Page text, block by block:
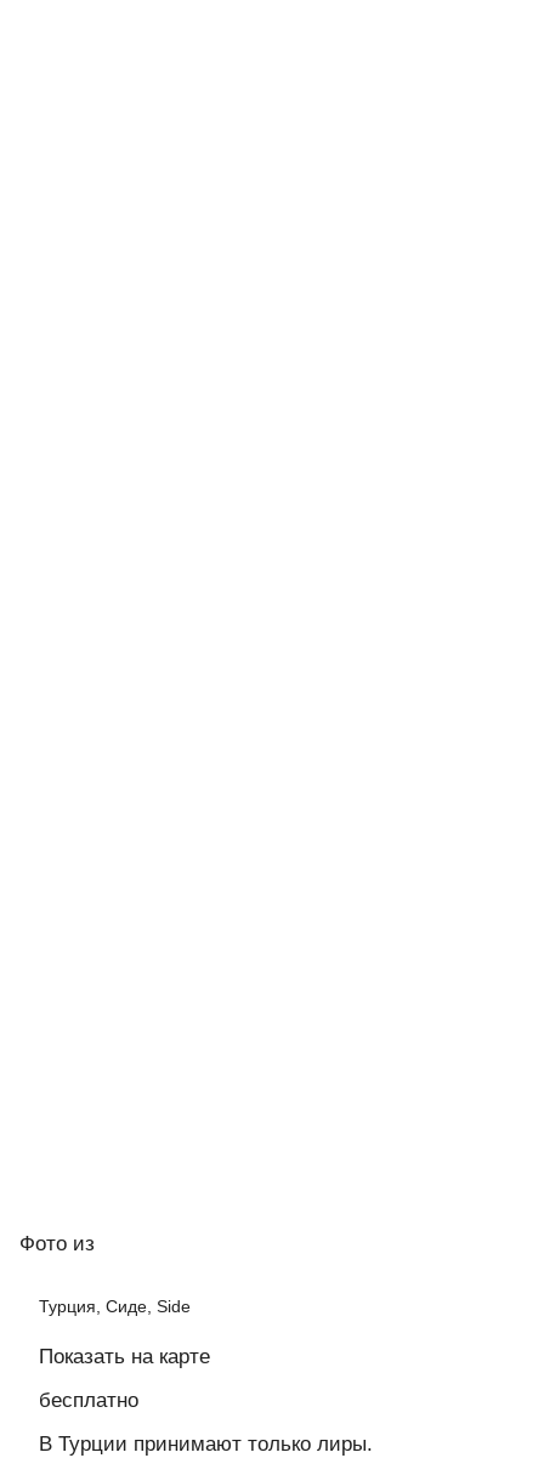
Фото из
Турция, Сиде, Side
Показать на карте
бесплатно
В Турции принимают только лиры.